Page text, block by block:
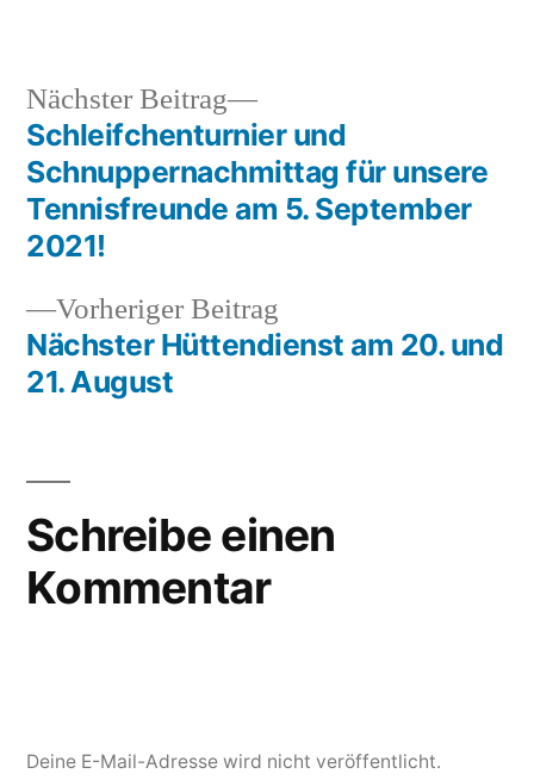
Beitragsnavigation
Vorheriger Beitrag
Beitrag:
Nächster Hüttendienst am 20. und
21. August
Nächster Beitrag
Nächster
Beitrag:
Schleifchenturnier und
Schnuppernachmittag für unsere
Tennisfreunde am 5. September
2021!
Schreibe einen
Kommentar
Deine E-Mail-Adresse wird nicht veröffentlicht.